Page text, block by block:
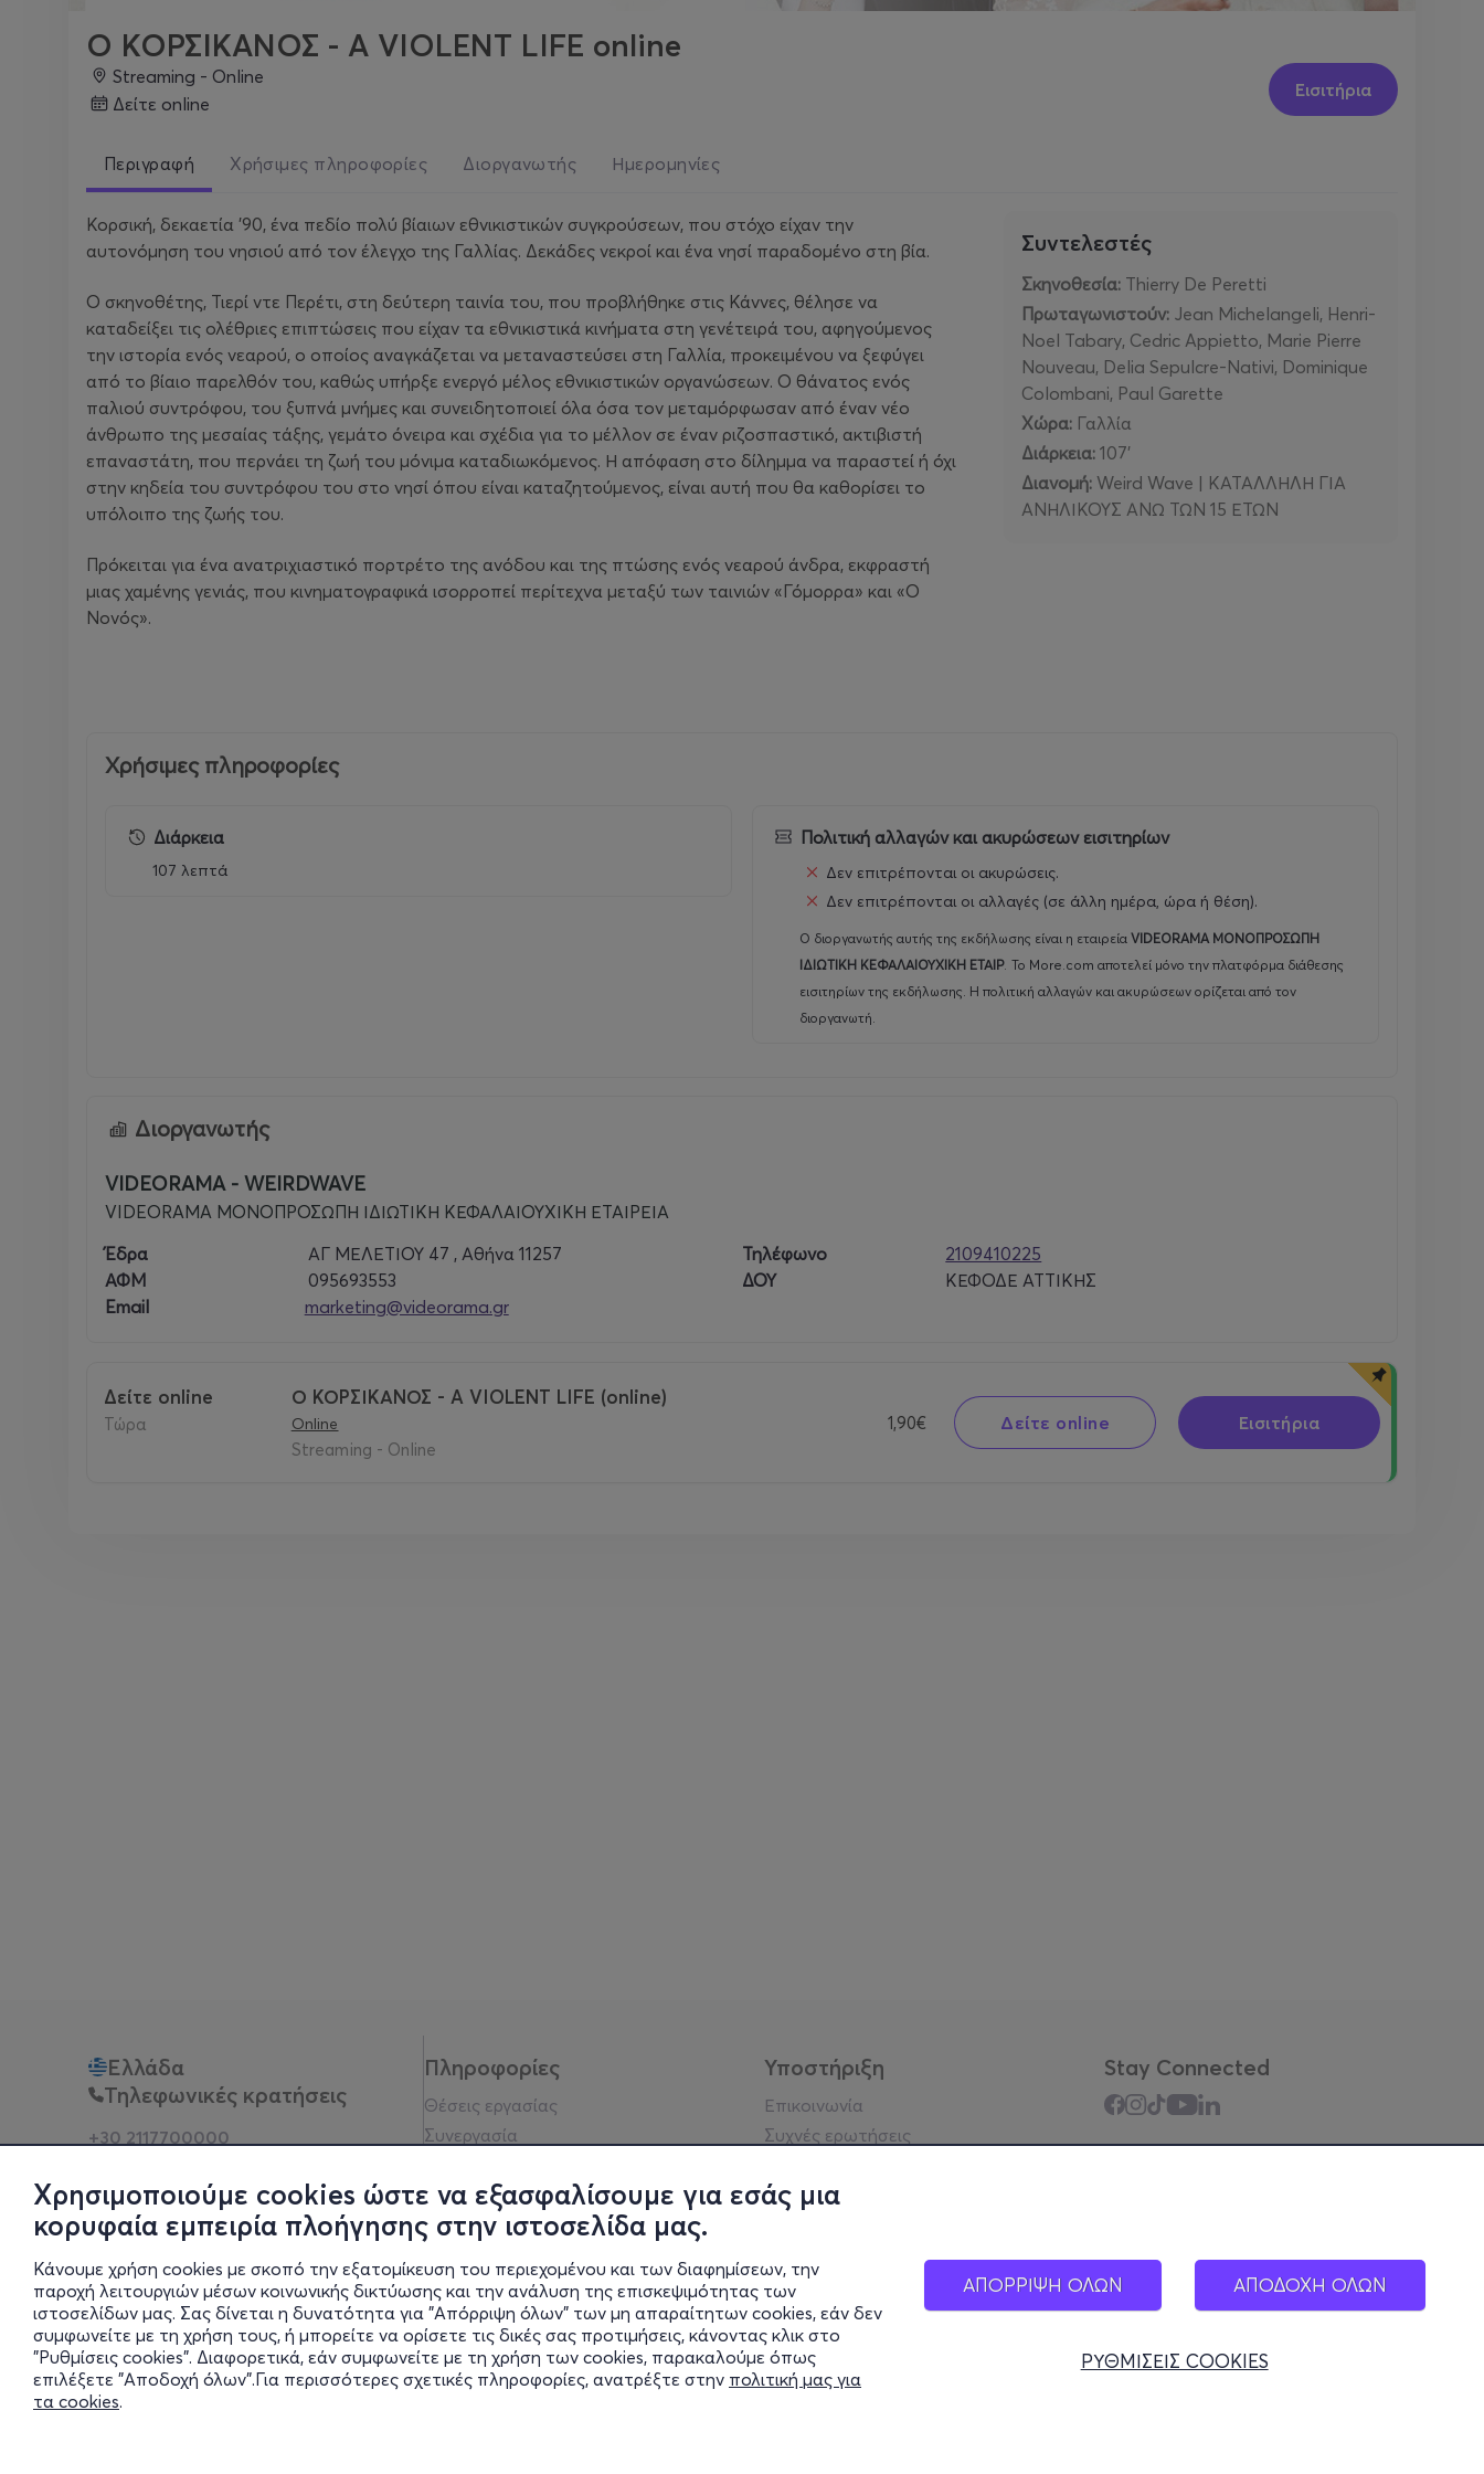
Χρησιμοποιούμε cookies ώστε να εξασφαλίσουμε για εσάς μια
κορυφαία εμπειρία πλοήγησης στην ιστοσελίδα μας.
Κάνουμε χρήση cookies με σκοπό την εξατομίκευση του περιεχομένου και των διαφημίσεων, την
παροχή λειτουργιών μέσων κοινωνικής δικτύωσης και την ανάλυση της επισκεψιμότητας των
ιστοσελίδων μας. Σας δίνεται η δυνατότητα για "Απόρριψη όλων" των μη απαραίτητων cookies, εάν δεν
συμφωνείτε με τη χρήση τους, ή μπορείτε να ορίσετε τις δικές σας προτιμήσεις, κάνοντας κλικ στο
"Ρυθμίσεις cookies". Διαφορετικά, εάν συμφωνείτε με τη χρήση των cookies, παρακαλούμε όπως
επιλέξετε "Αποδοχή όλων".Για περισσότερες σχετικές πληροφορίες, ανατρέξτε στην πολιτική μας για
τα cookies.
ΑΠΟΡΡΙΨΗ ΟΛΩΝ ΑΠΟΔΟΧΗ ΟΛΩΝ
ΡΥΘΜΙΣΕΙΣ COOKIES
Ο ΚΟΡΣΙΚΑΝΟΣ - A VIOLENT LIFE online
Streaming - Online
δείτε online
Εισιτήρια
Περιγραφή Χρήσιμες πληροφορίες Διοργανωτής Ημερομηνίες
Κορσική, δεκαετία ’90, ένα πεδίο πολύ βίαιων εθνικιστικών συγκρούσεων, που στόχο είχαν την
αυτονόμηση του νησιού από τον έλεγχο της Γαλλίας. Δεκάδες νεκροί και ένα νησί παραδομένο στη βία.
Ο σκηνοθέτης, Τιερί ντε Περέτι, στη δεύτερη ταινία του, που προβλήθηκε στις Κάννες, θέλησε να
καταδείξει τις ολέθριες επιπτώσεις που είχαν τα εθνικιστικά κινήματα στη γενέτειρά του, αφηγούμενος
την ιστορία ενός νεαρού, ο οποίος αναγκάζεται να μεταναστεύσει στη Γαλλία, προκειμένου να ξεφύγει
από το βίαιο παρελθόν του, καθώς υπήρξε ενεργό μέλος εθνικιστικών οργανώσεων. Ο θάνατος ενός
παλιού συντρόφου, του ξυπνά μνήμες και συνειδητοποιεί όλα όσα τον μεταμόρφωσαν από έναν νέο
άνθρωπο της μεσαίας τάξης, γεμάτο όνειρα και σχέδια για το μέλλον σε έναν ριζοσπαστικό, ακτιβιστή
επαναστάτη, που περνάει τη ζωή του μόνιμα καταδιωκόμενος. Η απόφαση στο δίλημμα να παραστεί ή όχι
στην κηδεία του συντρόφου του στο νησί όπου είναι καταζητούμενος, είναι αυτή που θα καθορίσει το
υπόλοιπο της ζωής του.
Πρόκειται για ένα ανατριχιαστικό πορτρέτο της ανόδου και της πτώσης ενός νεαρού άνδρα, εκφραστή
μιας χαμένης γενιάς, που κινηματογραφικά ισορροπεί περίτεχνα μεταξύ των ταινιών «Γόμορρα» και «Ο
Νονός».
Συντελεστές
Σκηνοθεσία: Thierry De Peretti
Πρωταγωνιστούν: Jean Michelangeli, Henri-
Noel Tabary, Cedric Appietto, Marie Pierre
Nouveau, Delia Sepulcre-Nativi, Dominique
Colombani, Paul Garette
Χώρα: Γαλλία
Διάρκεια: 107’
Διανομή: Weird Wave | ΚΑΤΑΛΛΗΛΗ ΓΙΑ
ΑΝΗΛΙΚΟΥΣ ΑΝΩ ΤΩΝ 15 ΕΤΩΝ
Χρήσιμες πληροφορίες
Διάρκεια
107 λεπτά
Πολιτική αλλαγών και ακυρώσεων εισιτηρίων
Δεν επιτρέπονται οι ακυρώσεις.
Δεν επιτρέπονται οι αλλαγές (σε άλλη ημέρα, ώρα ή θέση).
Ο διοργανωτής αυτής της εκδήλωσης είναι η εταιρεία VIDEORAMA ΜΟΝΟΠΡΟΣΩΠΗ
ΙΔΙΩΤΙΚΗ ΚΕΦΑΛΑΙΟΥΧΙΚΗ ΕΤΑΙΡ. Το More.com αποτελεί μόνο την πλατφόρμα διάθεσης
εισιτηρίων της εκδήλωσης. Η πολιτική αλλαγών και ακυρώσεων ορίζεται από τον
διοργανωτή.
Διοργανωτής
VIDEORAMA - WEIRDWAVE
VIDEORAMA ΜΟΝΟΠΡΟΣΩΠΗ ΙΔΙΩΤΙΚΗ ΚΕΦΑΛΑΙΟΥΧΙΚΗ ΕΤΑΙΡΕΙΑ
Έδρα
ΑΓ ΜΕΛΕΤΙΟΥ 47 , Αθήνα 11257 Τηλέφωνο
2109410225
ΑΦΜ
095693553 ΔΟΥ
ΚΕΦΟΔΕ ΑΤΤΙΚΗΣ
Email
marketing@videorama.gr
δείτε online
τώρα
Ο ΚΟΡΣΙΚΑΝΟΣ - A VIOLENT LIFE (online)
Online
Streaming - Online
1,90€ Δείτε online Εισιτήρια
Ελλάδα
Τηλεφωνικές κρατήσεις
+30 2117700000
Φυσικά σημεία
Πληροφορίες
Θέσεις εργασίας
Συνεργασία
Πολιτική απορρήτου
Νομική σημείωση
Blog
Οικονομικά στοιχεία
Πολιτικές Εταιρείας
Έκθεση Διαφάνειας
Υποστήριξη
Επικοινωνία
Συχνές ερωτήσεις
Υπηρεσίες
Σύνδεση reseller
Stay Connected